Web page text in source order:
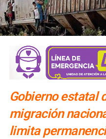
Gobierno estatal
migración
limita